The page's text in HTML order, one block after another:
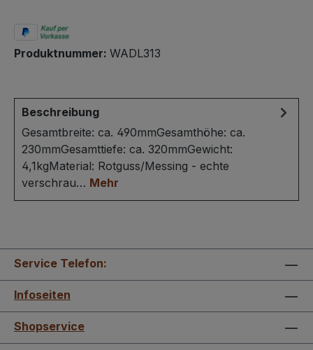
Produktnummer: WADL313
Beschreibung
Gesamtbreite: ca. 490mmGesamthöhe: ca.
230mmGesamttiefe: ca. 320mmGewicht:
4,1kgMaterial: Rotguss/Messing - echte
verschrau… Mehr
Service Telefon:
Infoseiten
Shopservice